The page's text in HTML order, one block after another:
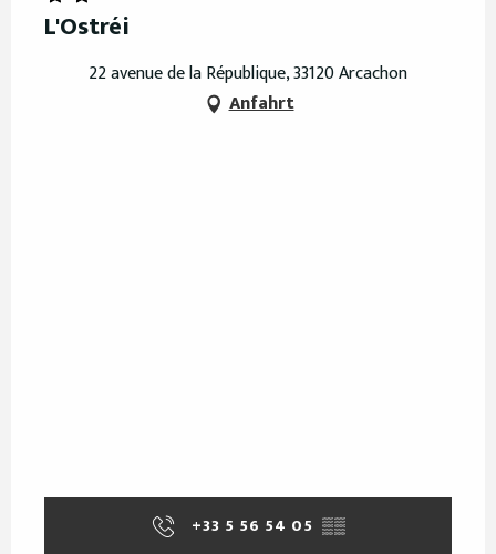
L'Ostréi
22 avenue de la République, 33120 Arcachon
Anfahrt
+33 5 56 54 05 ▒▒